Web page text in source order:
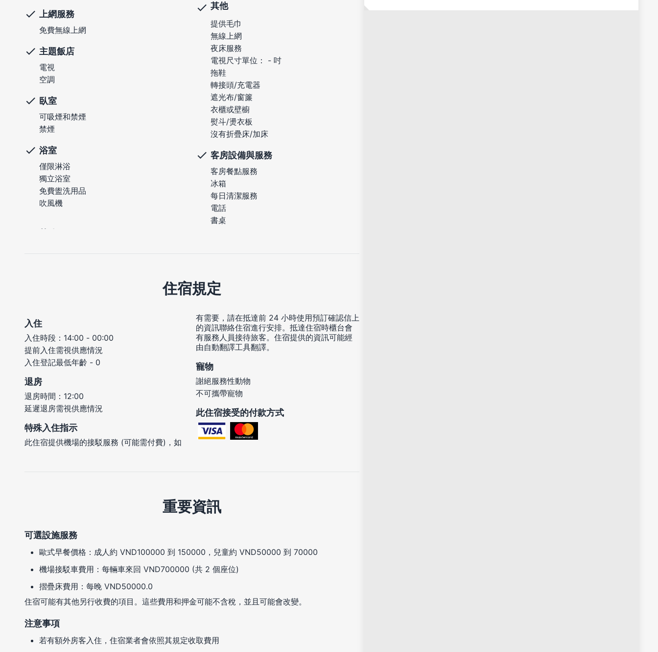
上網服務
免費無線上網
主題飯店
電視
空調
臥室
可吸煙和禁煙
禁煙
浴室
僅限淋浴
獨立浴室
免費盥洗用品
吹風機
其他
提供毛巾
無線上網
夜床服務
電視尺寸單位： - 吋
拖鞋
轉接頭/充電器
遮光布/窗簾
衣櫃或壁櫥
熨斗/燙衣板
沒有折疊床/加床
客房設備與服務
客房餐點服務
冰箱
每日清潔服務
電話
書桌
住宿規定
入住
入住時段：14:00 - 00:00
提前入住需視供應情況
入住登記最低年齡 - 0
退房
退房時間：12:00
延遲退房需視供應情況
特殊入住指示
此住宿提供機場的接駁服務 (可能需付費)，如
有需要，請在抵達前 24 小時使用預訂確認信上
的資訊聯絡住宿進行安排。抵達住宿時櫃台會
有服務人員接待旅客。住宿提供的資訊可能經
由自動翻譯工具翻譯。
寵物
謝絕服務性動物
不可攜帶寵物
此住宿接受的付款方式
重要資訊
可選設施服務
歐式早餐價格：成人約 VND100000 到 150000，兒童約 VND50000 到 70000
機場接駁車費用：每輛車來回 VND700000 (共 2 個座位)
摺疊床費用：每晚 VND50000.0
住宿可能有其他另行收費的項目。這些費用和押金可能不含稅，並且可能會改變。
注意事項
若有額外房客入住，住宿業者會依照其規定收取費用